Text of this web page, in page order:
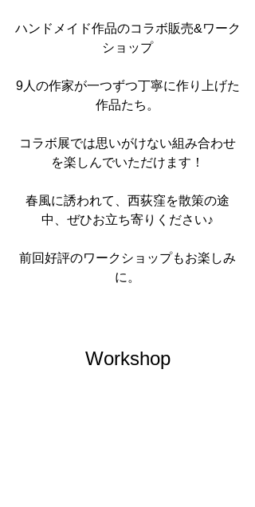
ハンドメイド作品のコラボ販売&ワーク
ショップ
9人の作家が一つずつ丁寧に作り上げた
作品たち。
コラボ展では思いがけない組み合わせ
を楽しんでいただけます！
春風に誘われて、西荻窪を散策の途
中、ぜひお立ち寄りください♪
前回好評のワークショップもお楽しみ
に。
Workshop